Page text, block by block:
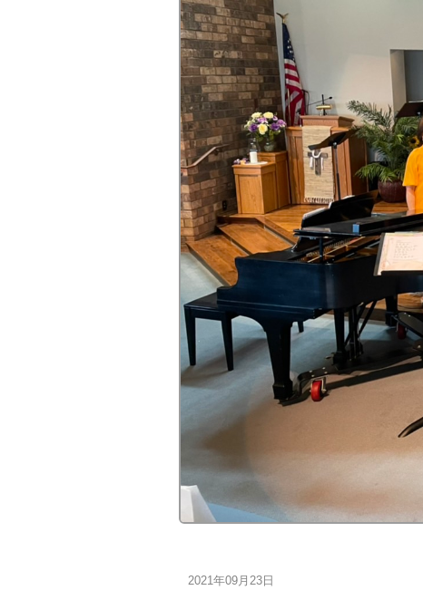
2021年09月23日